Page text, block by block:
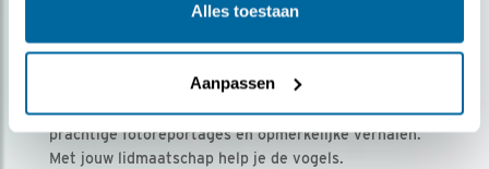
Alles toestaan
Aanpassen
Ontvang 5 x Vogels voor € 36,00 per jaar
Vogels is het tijdschrift voor onze leden, met
prachtige fotoreportages en opmerkelijke verhalen.
Met jouw lidmaatschap help je de vogels.